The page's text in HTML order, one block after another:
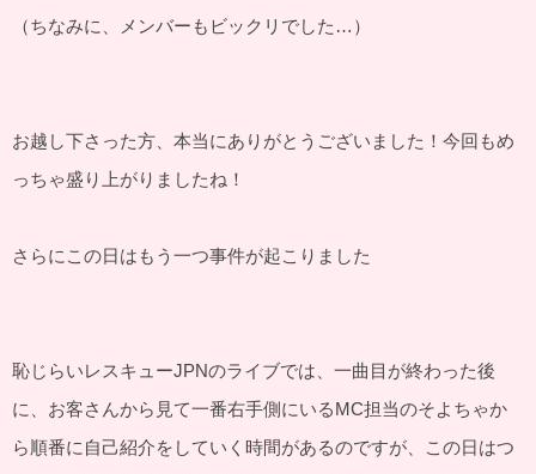
（ちなみに、メンバーもビックリでした…）
お越し下さった方、本当にありがとうございました！今回もめ
っちゃ盛り上がりましたね！
さらにこの日はもう一つ事件が起こりました
恥じらいレスキューJPNのライブでは、一曲目が終わった後
に、お客さんから見て一番右手側にいるMC担当のそよちゃか
ら順番に自己紹介をしていく時間があるのですが、この日はつ